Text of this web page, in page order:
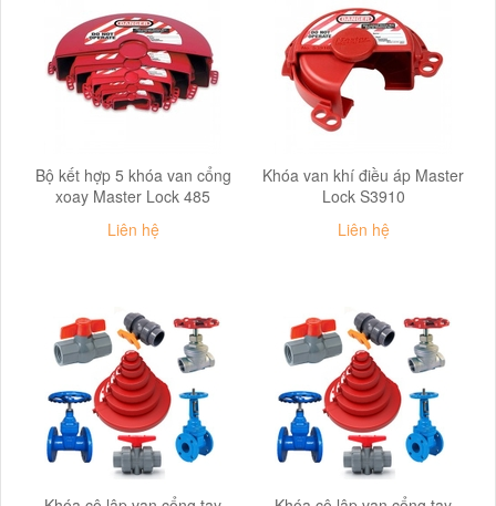
Bộ kết hợp 5 khóa van cổng
xoay Master Lock 485
Liên hệ
Khóa van khí điều áp Master
Lock S3910
Liên hệ